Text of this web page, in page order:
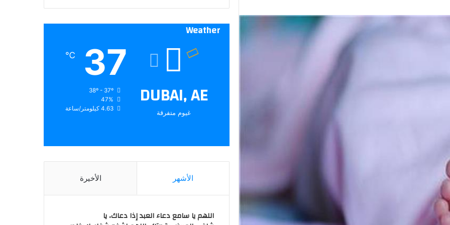
Weather
DUBAI, AE
غيوم متفرقة
37
℃
38º - 37º
47%
4.63 كيلومتر/ساعة
الأشهر الأخيرة
اللهم يا سامع دعاء العبد إذا دعاك، يا